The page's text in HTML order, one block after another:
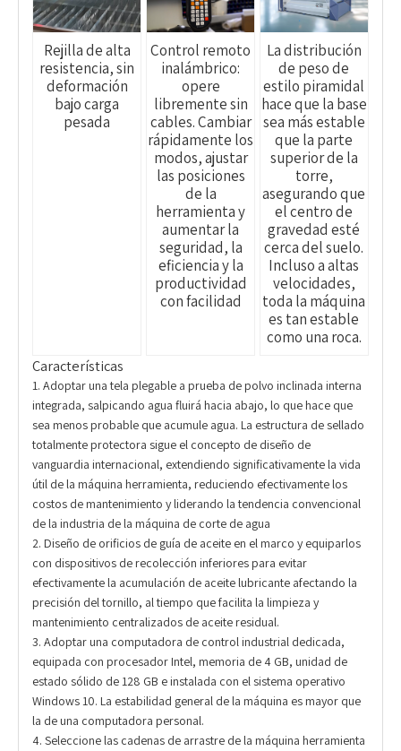
Rejilla de alta
resistencia, sin
deformación
bajo carga
pesada
Control remoto
inalámbrico:
opere
libremente sin
cables. Cambiar
rápidamente los
modos, ajustar
las posiciones
de la
herramienta y
aumentar la
seguridad, la
eficiencia y la
productividad
con facilidad
La distribución
de peso de
estilo piramidal
hace que la base
sea más estable
que la parte
superior de la
torre,
asegurando que
el centro de
gravedad esté
cerca del suelo.
Incluso a altas
velocidades,
toda la máquina
es tan estable
como una roca.
Características
1. Adoptar una tela plegable a prueba de polvo inclinada interna
integrada, salpicando agua fluirá hacia abajo, lo que hace que
sea menos probable que acumule agua. La estructura de sellado
totalmente protectora sigue el concepto de diseño de
vanguardia internacional, extendiendo significativamente la vida
útil de la máquina herramienta, reduciendo efectivamente los
costos de mantenimiento y liderando la tendencia convencional
de la industria de la máquina de corte de agua
2. Diseño de orificios de guía de aceite en el marco y equiparlos
con dispositivos de recolección inferiores para evitar
efectivamente la acumulación de aceite lubricante afectando la
precisión del tornillo, al tiempo que facilita la limpieza y
mantenimiento centralizados de aceite residual.
3. Adoptar una computadora de control industrial dedicada,
equipada con procesador Intel, memoria de 4 GB, unidad de
estado sólido de 128 GB e instalada con el sistema operativo
Windows 10. La estabilidad general de la máquina es mayor que
la de una computadora personal.
4. Seleccione las cadenas de arrastre de la máquina herramienta